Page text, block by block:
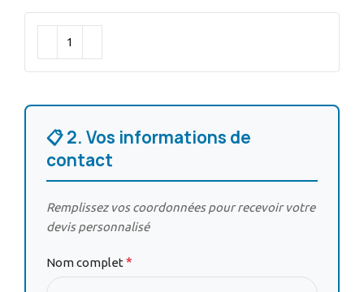
📋 2. Vos informations de
contact
Remplissez vos coordonnées pour recevoir votre
devis personnalisé
Nom complet*